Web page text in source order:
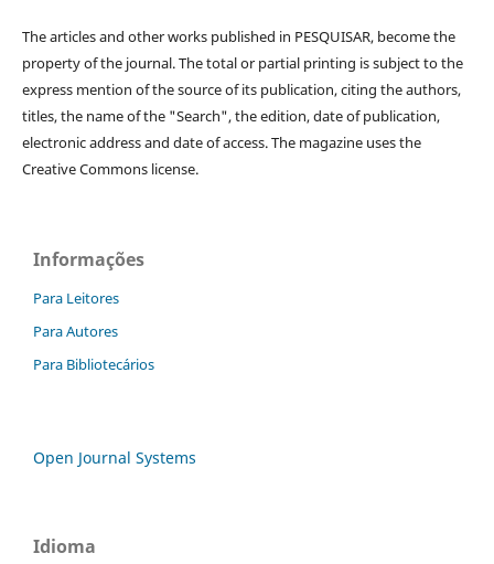
The articles and other works published in PESQUISAR, become the
property of the journal. The total or partial printing is subject to the
express mention of the source of its publication, citing the authors,
titles, the name of the "Search", the edition, date of publication,
electronic address and date of access. The magazine uses the
Creative Commons license.
Informações
Para Leitores
Para Autores
Para Bibliotecários
Open Journal Systems
Idioma